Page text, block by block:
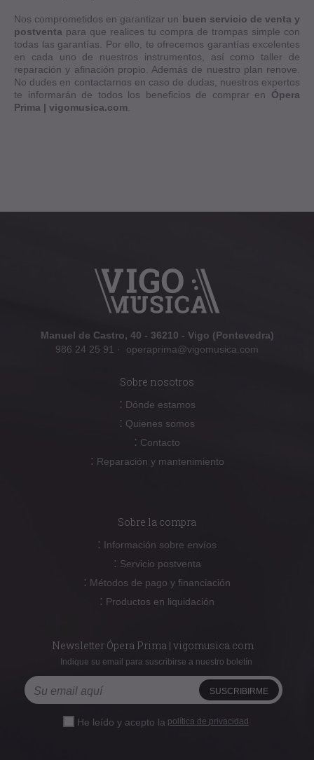
Nos comprometidos en garantizar un buen servicio de venta y
postventa para que realices tu compra de trompas simple con
todas las garantías. Por ello, te ofrecemos garantías excelentes
en cada uno de nuestros instrumentos, así como taller de
reparación y afinación propio. Además de nuestro plan renove.
No dudes en contactarnos en caso de dudas, nuestros expertos
te informarán de todos los beneficios de comprar en Ópera
Prima | vigomusica.com
Manuel de Castro, 40 - 36210 - Vigo (Pontevedra)
986 24 25 91 · operaprima@vigomusica.com
Sobre nosotros
: Dónde estamos
: Quienes somos
: Contacto
: Reparación y mantenimiento
Sobre la compra
: Información sobre envíos
: Servicio postventa
: Métodos de pago y financiación
: Productos en liquidación
Newsletter Ópera Prima | vigomusica.com
Indique su email para suscribirse a nuestro boletín
He leído y acepto la política de privacidad